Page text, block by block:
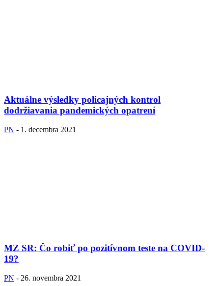
Aktuálne výsledky policajných kontrol
dodržiavania pandemických opatrení
PN - 1. decembra 2021
MZ SR: Čo robiť po pozitívnom teste na COVID-
19?
PN - 26. novembra 2021